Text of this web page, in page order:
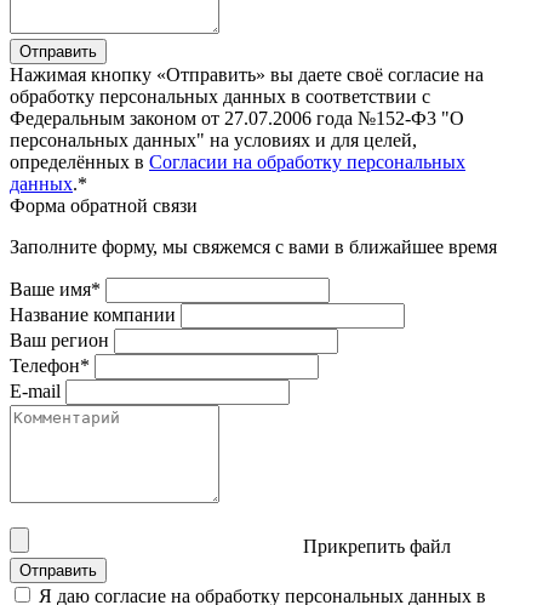
Отправить
Нажимая кнопку «Отправить» вы даете своё согласие на
обработку персональных данных в соответствии с
Федеральным законом от 27.07.2006 года №152-Ф3 "О
персональных данных" на условиях и для целей,
определённых в Согласии на обработку персональных
данных.*
Форма обратной связи
Заполните форму, мы свяжемся с вами в ближайшее время
Ваше имя*
Название компании
Ваш регион
Телефон*
E-mail
Прикрепить файл
Отправить
Я даю согласие на обработку персональных данных в